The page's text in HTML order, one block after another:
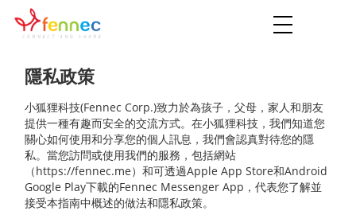
Toggle
隱私政策
小狐狸科技(Fennec Corp.)致力於為孩子，父母，家人和朋友
提供一種有趣而安全的交流方式。在小狐狸科技，我們知道您
關心如何使用和分享您的個人訊息，我們會認真對待您的隱
私。當您訪問或使用我們的服務，包括網站
（https://fennec.me）和可透過Apple App Store和Android
Google Play下載的Fennec Messenger App，代表您了解並
接受本指南中概述的做法和隱私政策。